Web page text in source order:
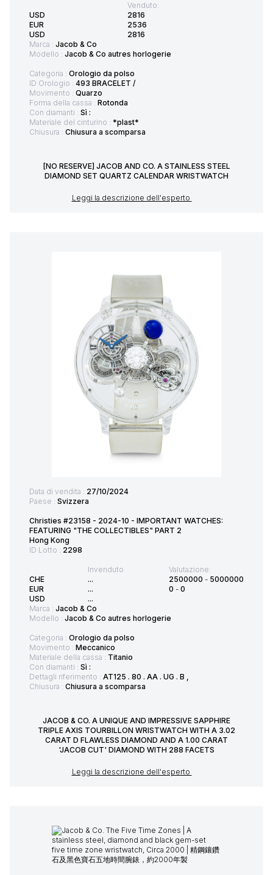
USD
EUR
USD
Venduto:
2816
2536
2816
Marca : Jacob & Co
Modello : Jacob & Co autres horlogerie
Categoria : Orologio da polso
ID Orologio : 493 BRACELET /
Movimento : Quarzo
Forma della cassa : Rotonda
Con diamanti : Sì :
Materiale del cinturino : *plast*
Chiusura : Chiusura a scomparsa
[NO RESERVE] JACOB AND CO. A STAINLESS STEEL
DIAMOND SET QUARTZ CALENDAR WRISTWATCH
Leggi la descrizione dell'esperto
Data di vendita : 27/10/2024
Paese : Svizzera
Christies #23158 - 2024-10 - IMPORTANT WATCHES:
FEATURING "THE COLLECTIBLES" PART 2
Hong Kong
ID Lotto : 2298
CHE
EUR
USD
Invenduto
...
...
...
Valutazione:
2500000 - 5000000
0 - 0
Marca : Jacob & Co
Modello : Jacob & Co autres horlogerie
Categoria : Orologio da polso
Movimento : Meccanico
Materiale della cassa : Titanio
Con diamanti : Sì :
Dettagli riferimento : AT125 . 80 . AA . UG . B ,
Chiusura : Chiusura a scomparsa
JACOB & CO. A UNIQUE AND IMPRESSIVE SAPPHIRE
TRIPLE AXIS TOURBILLON WRISTWATCH WITH A 3.02
CARAT D FLAWLESS DIAMOND AND A 1.00 CARAT
'JACOB CUT' DIAMOND WITH 288 FACETS
Leggi la descrizione dell'esperto